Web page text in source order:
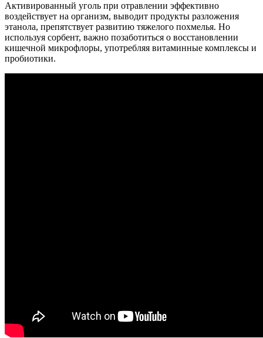
Активированный уголь при отравлении эффективно
воздействует на организм, выводит продукты разложения
этанола, препятствует развитию тяжелого похмелья. Но
используя сорбент, важно позаботиться о восстановлении
кишечной микрофлоры, употребляя витаминные комплексы и
пробиотики.